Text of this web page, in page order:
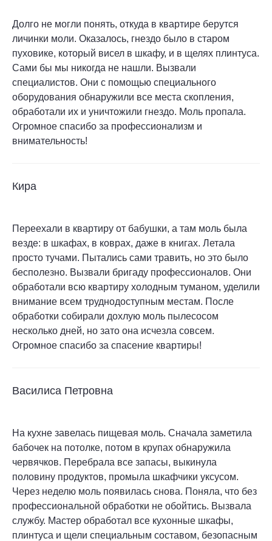
Долго не могли понять, откуда в квартире берутся
личинки моли. Оказалось, гнездо было в старом
пуховике, который висел в шкафу, и в щелях плинтуса.
Сами бы мы никогда не нашли. Вызвали
специалистов. Они с помощью специального
оборудования обнаружили все места скопления,
обработали их и уничтожили гнездо. Моль пропала.
Огромное спасибо за профессионализм и
внимательность!
Кира
Переехали в квартиру от бабушки, а там моль была
везде: в шкафах, в коврах, даже в книгах. Летала
просто тучами. Пытались сами травить, но это было
бесполезно. Вызвали бригаду профессионалов. Они
обработали всю квартиру холодным туманом, уделили
внимание всем труднодоступным местам. После
обработки собирали дохлую моль пылесосом
несколько дней, но зато она исчезла совсем.
Огромное спасибо за спасение квартиры!
Василиса Петровна
На кухне завелась пищевая моль. Сначала заметила
бабочек на потолке, потом в крупах обнаружила
червячков. Перебрала все запасы, выкинула
половину продуктов, промыла шкафчики уксусом.
Через неделю моль появилась снова. Поняла, что без
профессиональной обработки не обойтись. Вызвала
службу. Мастер обработал все кухонные шкафы,
плинтуса и щели специальным составом, безопасным